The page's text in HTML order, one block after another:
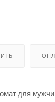
для